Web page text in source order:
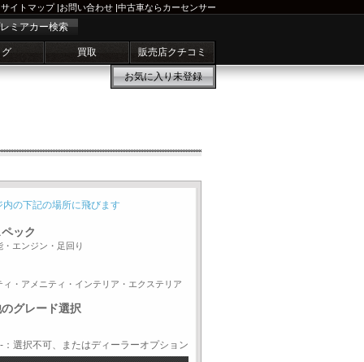
サイトマップ|お問い合わせ |中古車ならカーセンサー
ミアカー検索
買取 販売店クチコミ
お気に入り未登録
内の下記の場所に飛びます
ック
・エンジン・足回り
ィ・アメニティ・インテリア・エクステリア
グレード選択
択不可、またはディーラーオプション